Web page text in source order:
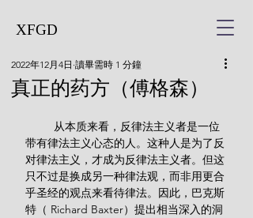
XFGD
真正的药方（傅格森）
2022年12月4日 讀畢需時 1 分鐘
带有律法主义心态的人。这种人是为了反
对律法主义，才成为反律法主义者。但这
只不过是换成另一种律法观，而非用更合
乎圣经的观点来看待律法。因此，巴克斯
特（ Richard Baxter）提出相当深入的洞